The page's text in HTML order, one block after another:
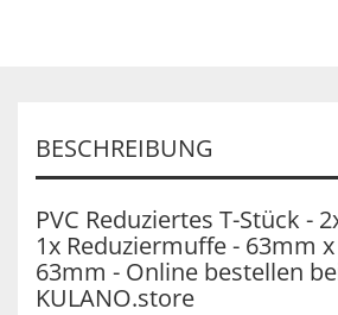
BESCHREIBUNG
PVC Reduziertes T-Stück -
1x Reduziermuffe - 63mm
63mm - Online bestellen
KULANO.store